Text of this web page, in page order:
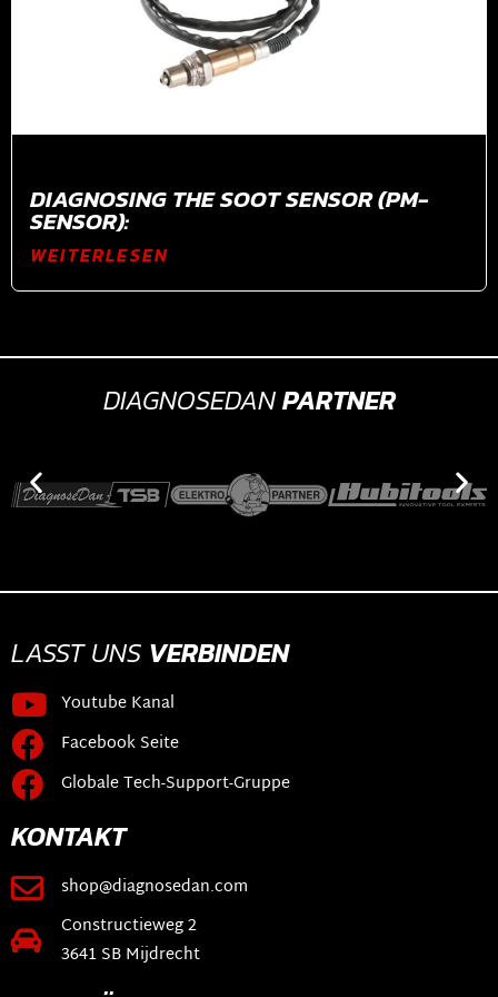
DIAGNOSING THE SOOT SENSOR (PM-
SENSOR):
WEITERLESEN
DIAGNOSEDANPARTNER
LASST UNS VERBINDEN
Youtube Kanal
Facebook Seite
Globale Tech-Support-Gruppe
KONTAKT
shop@diagnosedan.com
Constructieweg 2
3641 SB Mijdrecht